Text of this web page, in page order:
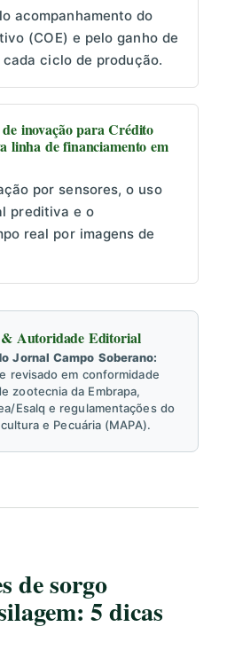
acompanhamento do
(COE) e pelo ganho de
ciclo de produção.
inovação para Crédito
linha de financiamento em
por sensores, o uso
preditiva e o
real por imagens de
& Autoridade Editorial
Jornal Campo Soberano:
revisado em conformidade
zootecnia da Embrapa,
Esalq e regulamentações do
e Pecuária (MAPA).
de sorgo
5 dicas